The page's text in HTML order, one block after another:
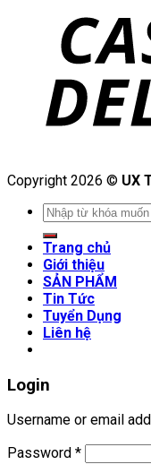
Copyright 2026 © UX
Search
for:
Trang chủ
Giới thiệu
SẢN PHẨM
Tin Tức
Tuyển Dụng
Liên hệ
Login
Username or email
Password *